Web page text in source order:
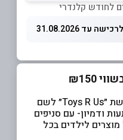
לרכישה עד 31.08.2026
מאז שהגיעה לישראל, הפכה רשת ״Toys R Us״ לשם
ודמיון- עם סניפים
לילדים בכל